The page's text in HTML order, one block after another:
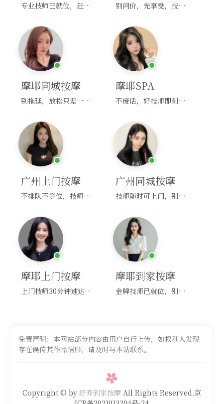
专业技师已就位，赶紧下单！ 别问价，先享受，技师马上到！
摩耶同城按摩
别拖延，放松只差一次点击！
摩耶SPA
不废话，好技师即刻上门，约！
广州上门按摩
不排队不等位，技师直奔你家！
广州同城按摩
技师随时可上门，别啰嗦，赶紧约！
摩耶上门按摩
上门技师30分钟速达，别问，快约！
摩耶到家按摩
金牌技师已就位，别纠结，马上预约！
免责声明：本网站部分内容由用户自行上传，如权利人发现
存在误传其作品情形，请及时与本站联系。
Copyright © by 舒养到家按摩All Rights Reserved.京